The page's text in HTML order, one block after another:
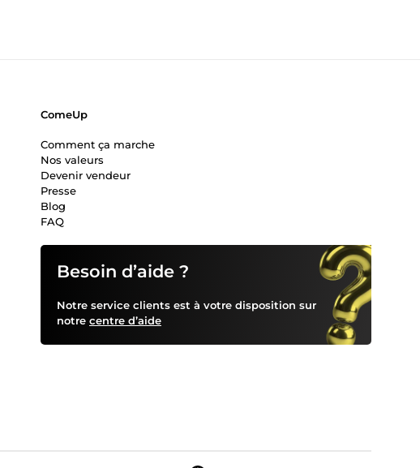
Besoin d’aide ?
Notre service clients est à votre disposition sur
notre centre d’aide
ComeUp
Comment ça marche
Nos valeurs
Devenir vendeur
Presse
Blog
FAQ